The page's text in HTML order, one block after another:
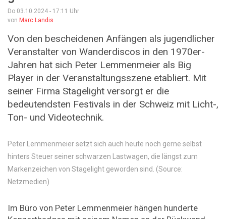
Do 03.10.2024 - 17:11 Uhr
von Marc Landis
Von den bescheidenen Anfängen als jugendlicher
Veranstalter von Wanderdiscos in den 1970er-
Jahren hat sich Peter Lemmenmeier als Big
Player in der Veranstaltungsszene etabliert. Mit
seiner Firma Stagelight versorgt er die
bedeutendsten Festivals in der Schweiz mit Licht-,
Ton- und Videotechnik.
Peter Lemmenmeier setzt sich auch heute noch gerne selbst
hinters Steuer seiner schwarzen Lastwagen, die längst zum
Markenzeichen von Stagelight geworden sind. (Source:
Netzmedien)
Im Büro von Peter Lemmenmeier hängen hunderte